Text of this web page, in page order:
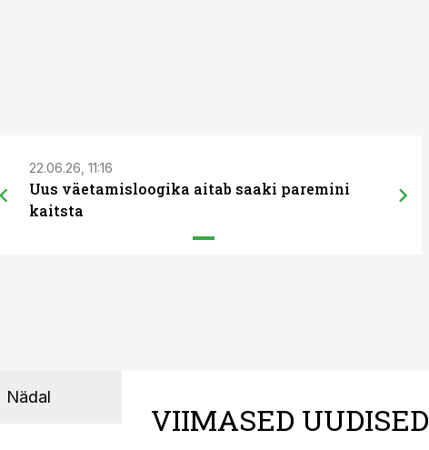
22.06.26, 11:16
Uus väetamisloogika aitab saaki paremini
kaitsta
Nädal
VIIMASED UUDISED